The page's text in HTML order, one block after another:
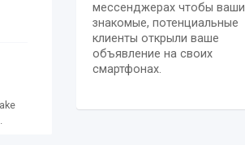
мессенджерах чтобы ваши
знакомые, потенциальные
клиенты открыли ваше
объявление на своих
смартфонах.